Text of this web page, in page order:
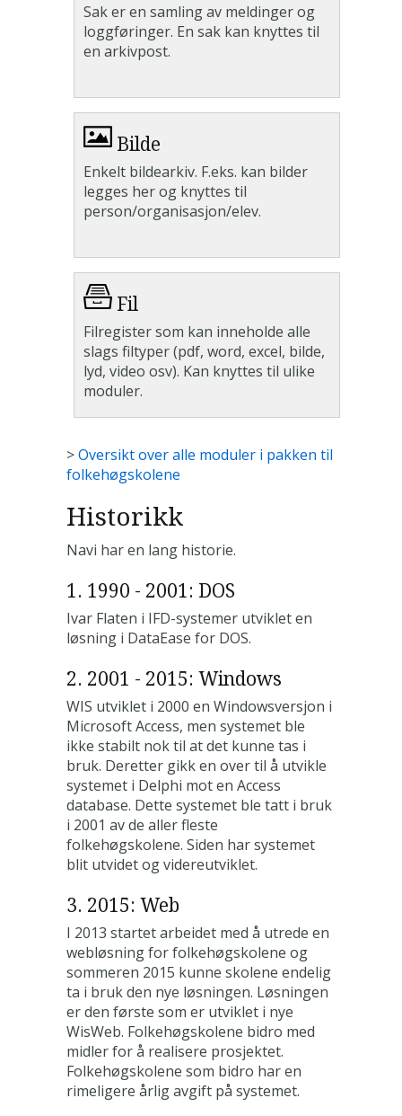
Sak er en samling av meldinger og
loggføringer. En sak kan knyttes til
en arkivpost.
Bilde
Enkelt bildearkiv. F.eks. kan bilder
legges her og knyttes til
person/organisasjon/elev.
Fil
Filregister som kan inneholde alle
slags filtyper (pdf, word, excel, bilde,
lyd, video osv). Kan knyttes til ulike
moduler.
>Oversikt over alle moduler i pakken til
folkehøgskolene
Historikk
Navi har en lang historie.
1. 1990 - 2001: DOS
Ivar Flaten i IFD-systemer utviklet en
løsning i DataEase for DOS.
2. 2001 - 2015: Windows
WIS utviklet i 2000 en Windowsversjon i
Microsoft Access, men systemet ble
ikke stabilt nok til at det kunne tas i
bruk. Deretter gikk en over til å utvikle
systemet i Delphi mot en Access
database. Dette systemet ble tatt i bruk
i 2001 av de aller fleste
folkehøgskolene. Siden har systemet
blit utvidet og videreutviklet.
3. 2015: Web
I 2013 startet arbeidet med å utrede en
webløsning for folkehøgskolene og
sommeren 2015 kunne skolene endelig
ta i bruk den nye løsningen. Løsningen
er den første som er utviklet i nye
WisWeb. Folkehøgskolene bidro med
midler for å realisere prosjektet.
Folkehøgskolene som bidro har en
rimeligere årlig avgift på systemet.